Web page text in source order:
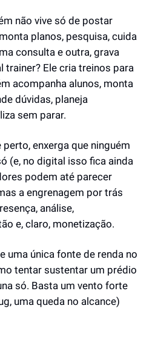
não vive só de postar
planos, pesquisa, cuida
consulta e outra, grava
trainer? Ele cria treinos para
acompanha alunos, monta
dúvidas, planeja
sem parar.
enxerga que ninguém
(e, no digital isso fica ainda
podem até parecer
a engrenagem por trás
análise,
e, claro, monetização.
uma única fonte de renda no
tentar sustentar um prédio
só. Basta um vento forte
uma queda no alcance)